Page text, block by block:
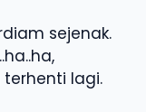
sejenak.
lagi.